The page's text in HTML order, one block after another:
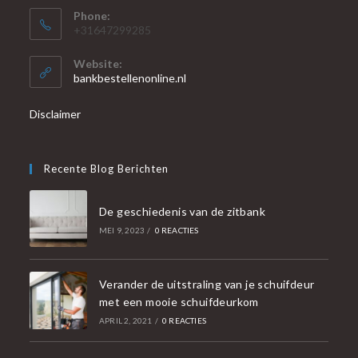
Phone:
+31647299285
Website:
bankbestellenonline.nl
Disclaimer
Recente Blog Berichten
De geschiedenis van de zitbank
MEI 9, 2023 / 0 REACTIES
Verander de uitstraling van je schuifdeur
met een mooie schuifdeurkom
APRIL 2, 2021 / 0 REACTIES